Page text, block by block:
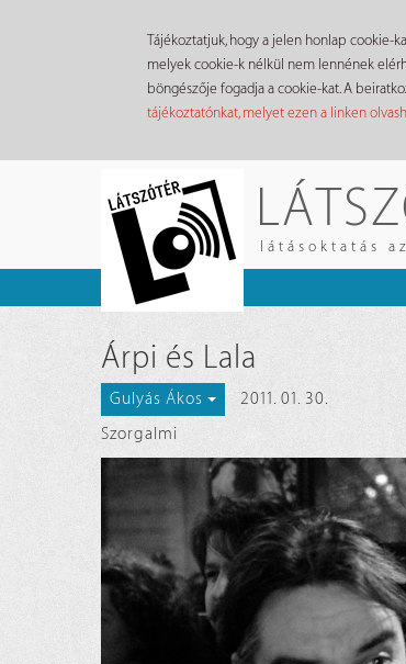
Tájékoztatjuk, hogy a jelen honlap cookie-
melyek cookie-k nélkül nem lennének
böngészője fogadja a cookie-kat. A
tájékoztatónkat, melyet ezen a linken
látásoktatás
Árpi és Lala
Gulyás Ákos
2011. 01. 30.
Szorgalmi